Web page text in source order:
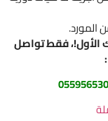
فقط تواصل